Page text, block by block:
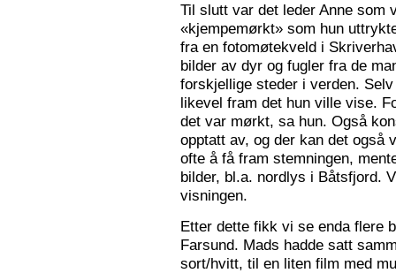
Til slutt var det leder Anne som
«kjempemørkt» som hun
fra en fotomøtekveld i
bilder av dyr og fugler fra de
forskjellige steder i verden.
likevel fram det hun ville vise.
det var mørkt, sa hun. Også
opptatt av, og der kan det
ofte å få fram stemningen,
bilder, bl.a. nordlys i Båtsfjord.
visningen.
Etter dette fikk vi se enda flere
Farsund. Mads hadde satt
sort/hvitt, til en liten film med